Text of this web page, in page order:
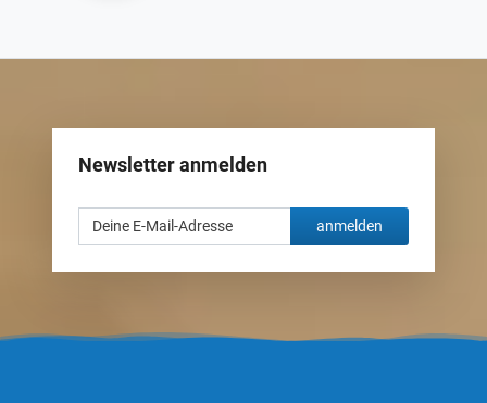
Newsletter anmelden
anmelden